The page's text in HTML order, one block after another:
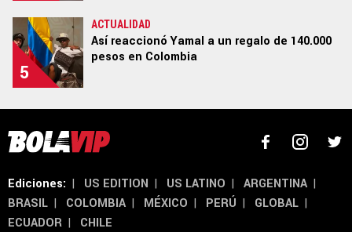
5
ACTUALIDAD
Así reaccionó Yamal a un regalo de 140.000
pesos en Colombia
Ediciones: | US EDITION | US LATINO | ARGENTINA |
BRASIL | COLOMBIA | MÉXICO | PERÚ | GLOBAL |
ECUADOR | CHILE